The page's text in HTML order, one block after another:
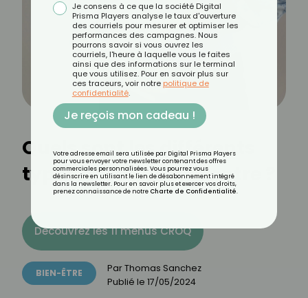
Quels sont les différents
types de maux de ventre ?
Découvrez les 11 menus CROQ
BIEN-ÊTRE ParThomas Sanchez
Publié le 17/05/2024
Je consens à ce que la société Digital
Prisma Players analyse le taux d'ouverture
des courriels pour mesurer et optimiser les
performances des campagnes. Nous
pourrons savoir si vous ouvrez les
courriels, l'heure à laquelle vous le faites
ainsi que des informations sur le terminal
que vous utilisez. Pour en savoir plus sur
ces traceurs, voir notre politique de
confidentialité.
Je reçois mon cadeau !
Votre adresse email sera utilisée par Digital Prisma Players
pour vous envoyer votre newsletter contenant des offres
commerciales personnalisées. Vous pourrez vous
désinscrire en utilisant le lien de désabonnement intégré
dans la newsletter. Pour en savoir plus et exercer vos droits,
prenez connaissance de notre Charte de Confidentialité.